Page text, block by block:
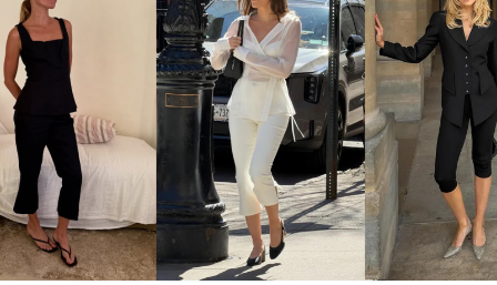
SVEIKATA
APIE MANE
PSICHOLOGIJA
HOROSKOPAI
ASTROLOGIJA